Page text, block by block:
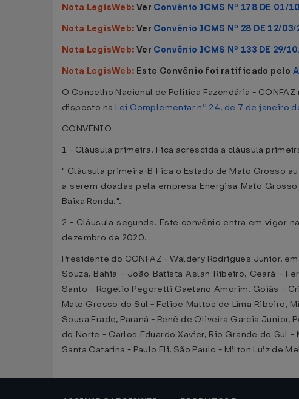
Nota LegisWeb: Ver Convênio ICMS Nº 178 DE 01/
Nota LegisWeb: Ver Convênio ICMS Nº 28 DE 12/03/
Nota LegisWeb: Ver Convênio ICMS Nº 133 DE 29/
Nota LegisWeb: Este Convênio foi ratificado pelo
O Conselho Nacional de Política Fazendária -
disposto na Lei Complementar nº 24, de 7 de janeiro
CONVÊNIO
1 - Cláusula primeira. Fica acrescida a cláusula
" Cláusula primeira-B Fica o Estado de Mato Grosso
a serem doadas pela empresa Energisa Mato
Baixa Renda.".
2 - Cláusula segunda. Este convênio entra em vigor
dezembro de 2020.
Presidente do CONFAZ - Waldery Rodrigues Junior,
Souza, Bahia - João Batista Aslan Ribeiro, Ceará -
Santo - Rogelio Pegoretti Caetano Amorim, Goiás -
Mato Grosso do Sul - Felipe Mattos de Lima Ribeiro,
Sousa Frade, Paraná - Renê de Oliveira Garcia
do Norte - Carlos Eduardo Xavier, Rio Grande do Sul
Santa Catarina - Paulo Eli, São Paulo - Milton Luiz de